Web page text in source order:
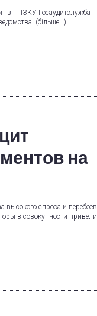
в ГПЗКУ Госаудитслужба
(більше…)
на
спроса и перебоев
в совокупности привели